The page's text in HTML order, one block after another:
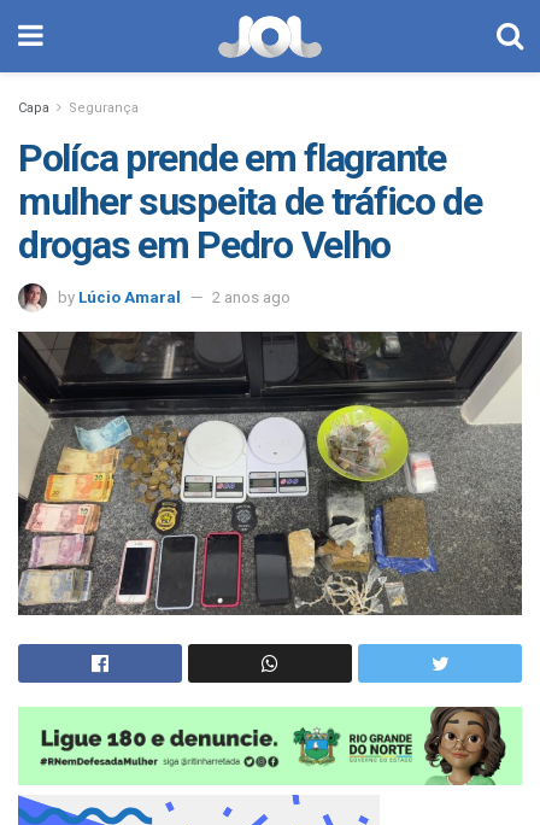
Capa Segurança
Políca prende em flagrante
mulher suspeita de tráfico de
drogas em Pedro Velho
by Lúcio Amaral 2 anos ago